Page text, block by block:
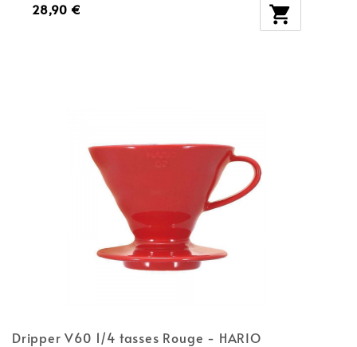
28,90 € 
Dripper V60 1/4 tasses Rouge - HARIO